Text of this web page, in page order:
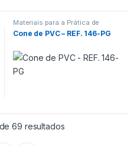
Materiais para a Prática de
Esportes
Cone de PVC – REF. 146-PG
69 resultados